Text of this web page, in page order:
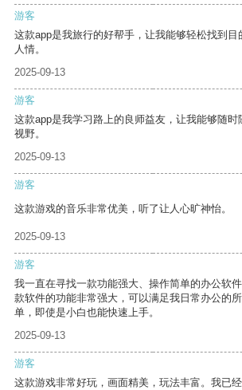
游客
这款app是我旅行的好帮手，让我能够轻松找到
人情。
2025-09-13
游客
这款app是我学习路上的良师益友，让我能够随
视野。
2025-09-13
游客
这款游戏的音乐非常优美，听了让人心旷神怡。
2025-09-13
游客
我一直在寻找一款功能强大、操作简单的办公软
款软件的功能非常强大，可以满足我日常办公的
单，即使是小白也能快速上手。
2025-09-13
游客
这款游戏非常好玩，画面精美，玩法丰富。我已